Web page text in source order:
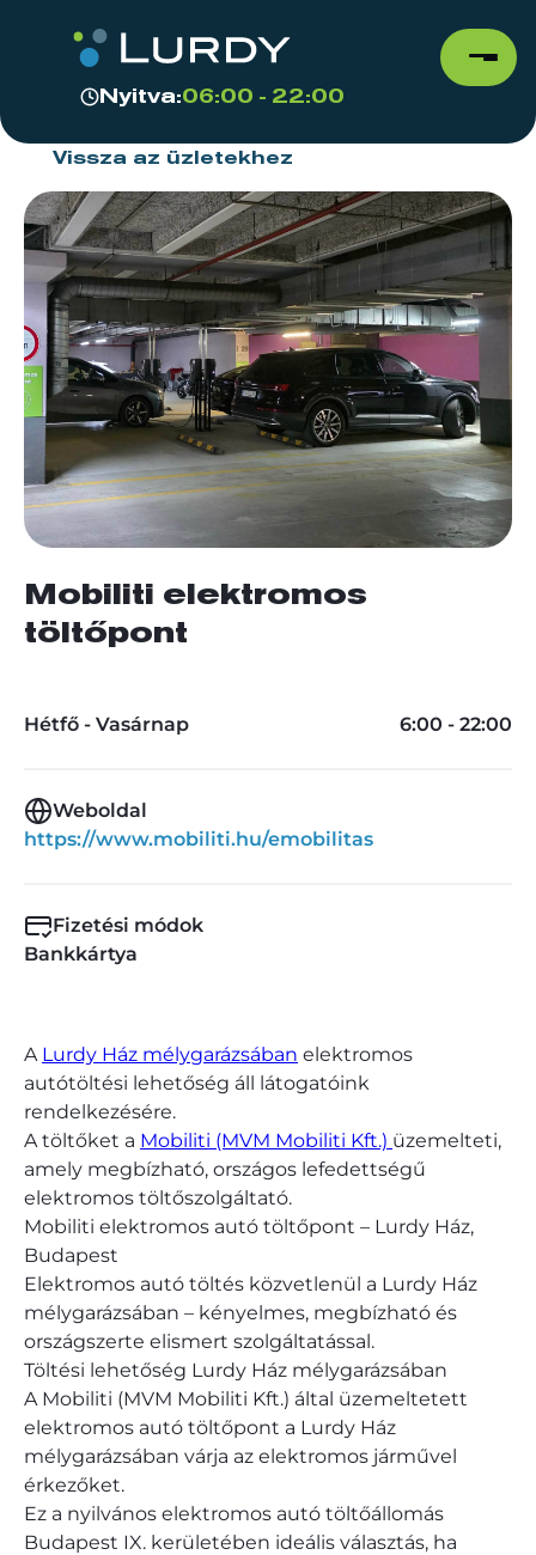
Nyitva:06:00 - 22:00
Vissza az üzletekhez
Mobiliti elektromos
töltőpont
Hétfő - Vasárnap 6:00 - 22:00
Weboldal
https://www.mobiliti.hu/emobilitas
Fizetési módok
Bankkártya
A Lurdy Ház mélygarázsában elektromos
autótöltési lehetőség áll látogatóink
rendelkezésére.
A töltőket a Mobiliti (MVM Mobiliti Kft.) üzemelteti,
amely megbízható, országos lefedettségű
elektromos töltőszolgáltató.
Mobiliti elektromos autó töltőpont – Lurdy Ház,
Budapest
Elektromos autó töltés közvetlenül a Lurdy Ház
mélygarázsában – kényelmes, megbízható és
országszerte elismert szolgáltatással.
Töltési lehetőség Lurdy Ház mélygarázsában
A Mobiliti (MVM Mobiliti Kft.) által üzemeltetett
elektromos autó töltőpont a Lurdy Ház
mélygarázsában várja az elektromos járművel
érkezőket.
Ez a nyilvános elektromos autó töltőállomás
Budapest IX. kerületében ideális választás, ha